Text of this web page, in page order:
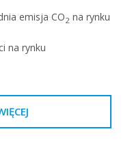
emisja CO2 na rynku
na rynku